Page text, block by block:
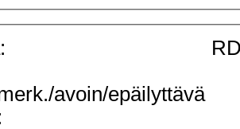
avoin/epäilyttävä